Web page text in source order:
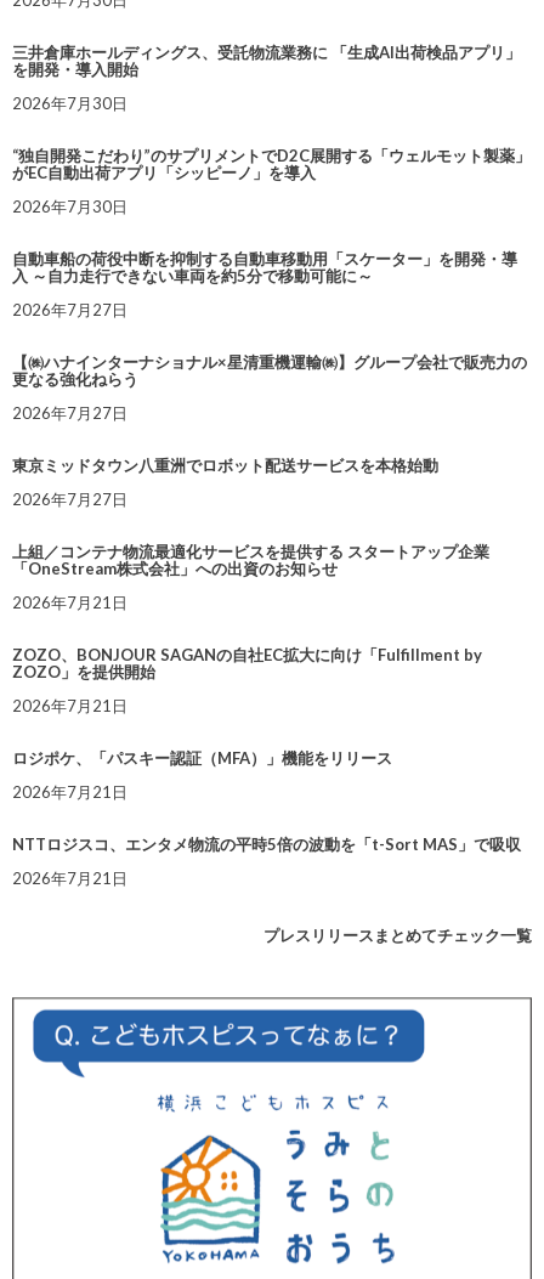
三井倉庫ホールディングス、受託物流業務に 「生成AI出荷検品アプリ」
を開発・導入開始
2026年7月30日
“独自開発こだわり”のサプリメントでD2C展開する「ウェルモット製薬」
がEC自動出荷アプリ「シッピーノ」を導入
2026年7月30日
自動車船の荷役中断を抑制する自動車移動用「スケーター」を開発・導
入 ～自力走行できない車両を約5分で移動可能に～
2026年7月27日
【㈱ハナインターナショナル×星清重機運輸㈱】グループ会社で販売力の
更なる強化ねらう
2026年7月27日
東京ミッドタウン八重洲でロボット配送サービスを本格始動
2026年7月27日
上組／コンテナ物流最適化サービスを提供する スタートアップ企業
「OneStream株式会社」への出資のお知らせ
2026年7月21日
ZOZO、BONJOUR SAGANの自社EC拡大に向け「Fulfillment by
ZOZO」を提供開始
2026年7月21日
ロジポケ、「パスキー認証（MFA）」機能をリリース
2026年7月21日
NTTロジスコ、エンタメ物流の平時5倍の波動を「t-Sort MAS」で吸収
2026年7月21日
プレスリリースまとめてチェック一覧